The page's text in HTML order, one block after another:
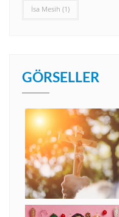
İsa Mesih (1)
GÖRSELLER